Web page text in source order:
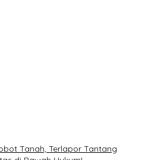
Tanah, Terlapor Tantang